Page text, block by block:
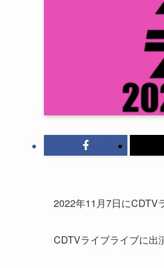
2022年11月7日にCDTV
CDTVライブライブに出